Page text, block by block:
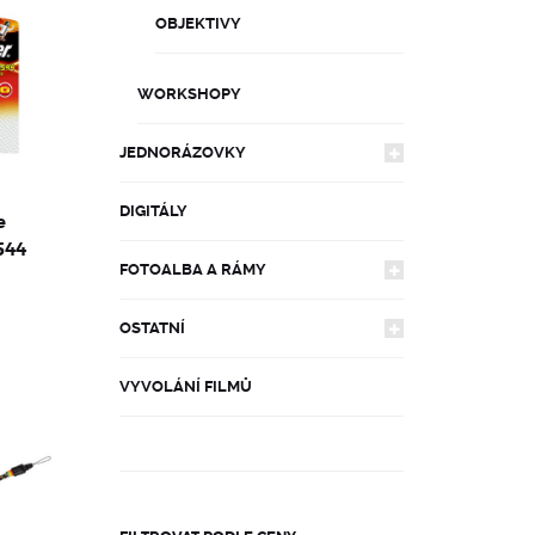
OBJEKTIVY
WORKSHOPY
JEDNORÁZOVKY
JEDNORÁZOVKY POLAGRAPH
DIGITÁLY
FOTOALBA A RÁMY
ALBA NA FOTKY
OSTATNÍ
OBLEČENÍ BRAVA X KODAK
POLAGRAPH MERCH
VYVOLÁNÍ FILMŮ